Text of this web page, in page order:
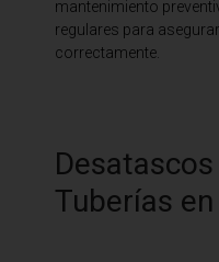
mantenimiento
regulares para
correctamente.
Tuberías